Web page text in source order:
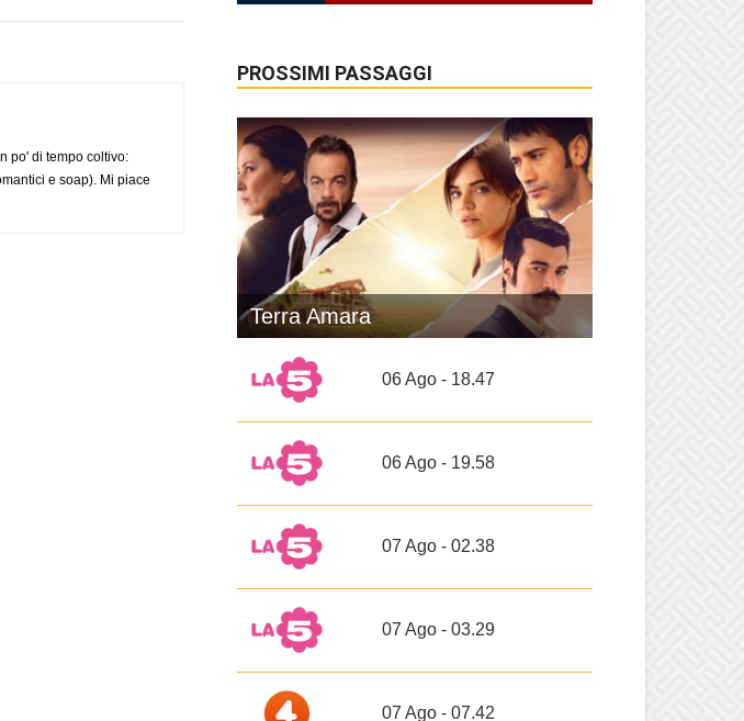
po' di tempo coltivo:
e soap). Mi piace
PROSSIMI PASSAGGI
Terra Amara
06 Ago - 18.47
06 Ago - 19.58
07 Ago - 02.38
07 Ago - 03.29
07 Ago - 07.42